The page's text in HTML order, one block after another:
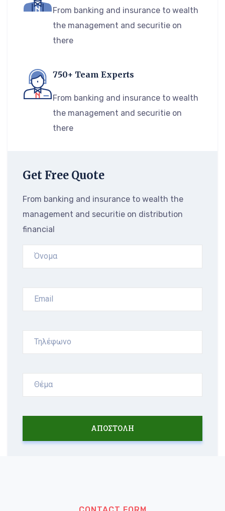
From banking and insurance to wealth
the management and securitie on
there
750+ Team Experts
From banking and insurance to wealth
the management and securitie on
there
Get Free Quote
From banking and insurance to wealth the
management and securitie on distribution
financial
ΑΠΟΣΤΟΛΗ